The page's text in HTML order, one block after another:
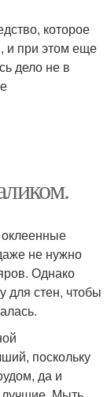
которое
и при этом еще
дело не в
оклеенные
не нужно
Однако
для стен, чтобы
поскольку
да и